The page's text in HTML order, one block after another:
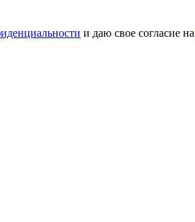
и даю свое согласие на